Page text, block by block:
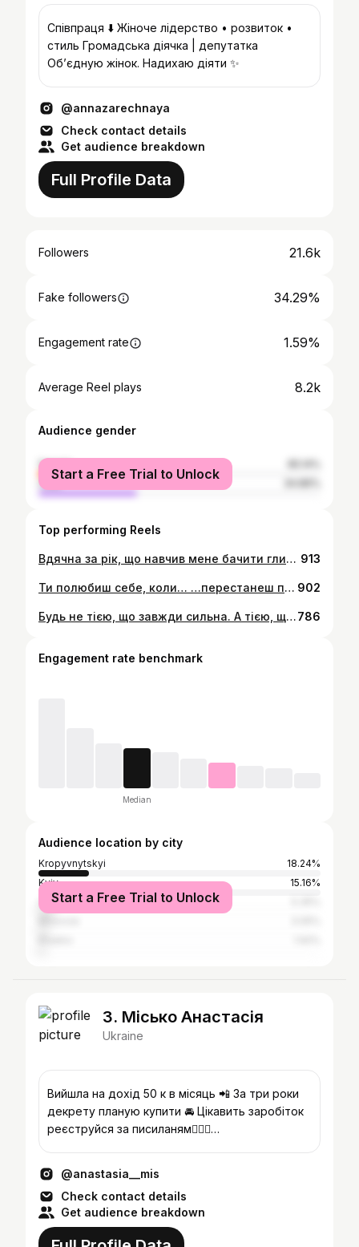
Співпраця ⬇️ Жіноче лідерство • розвиток •
стиль Громадська діячка | депутатка
Обʼєдную жінок. Надихаю діяти ✨
@annazarechnaya
Check contact details
Get audience breakdown
Full Profile Data
Followers 21.6k
Fake followers 34.29%
Engagement rate 1.59%
Average Reel plays 8.2k
Audience gender
female
male
Start a Free Trial to Unlock
Top performing Reels
Вдячна за рік, що навчив мене бачити глибше. Слухати себе. Цінувати просте. Любити по-справжньому. 10 інсайтів, які залишаю в серці: ✨1. Дружба - не про частоту зустрічей, а про глибоке відчуття дому в іншій людині, навіть у тиші. Про тих, хто залишає світло, просто будучи поруч. ✨2. Любов до себе - це не егоїзм, а тиха обіцянка бути собі вірною, не зраджувати себе навіть тоді, коли легше здатись. ✨ 3. Особисті кордони - це про гідність і турботу водночас. Про чесність із собою і сміливість берегти свою цілісність. ✨4. Не всі залишаються, але кожна зустріч була потрібною. Хтось навчив любити, хтось - відпускати. ✨5. Рухатись далі - це не завжди бігти. Це іноді про тишу, про паузу, про вибір жити по-новому. ✨6. Мрії не чекають ідеального моменту. Вони чекають твого вибору. ✨7. Швидкість не дорівнює щастю. Найцінніше народжується у спокої. ✨8. Справжнє кохання не тримає. Воно дає простір бути собою і відчувати свою важливість. ✨9. Відпускати - це не про втрати, а про довіру до життя. ✨10. Щастя - це момент, коли вдихаєш і відчуваєш вдячність за цей день. Я вдячна за шлях, за людей, за світло, яке зберегла в собі. Chapter 35 починається.💥❤️ 913
Ти полюбиш себе, коли… …перестанеш порівнювати. Коли зрозумієш: твій шлях — унікальний. І ти вже достатня. Просто така, яка є. Ти полюбиш себе, коли… …дозволиш собі бути неідеальною. Коли відчуєш: сила — не в масці, а в щирості. Ти полюбиш себе, коли… …перестанеш чекати чужого схвалення. Коли почнеш слухати не голоси ззовні, а тихий шепіт свого серця. Ти полюбиш себе, коли… …обіймеш свої слабкості, як частину краси. Коли нарешті скажеш собі: «Я не мушу бути іншою, щоб бути достойною любові.» Ти полюбиш себе, коли… …навчишся бути з собою в тиші. Коли зрозумієш: твій спокій — твоя суперсила. Ти полюбиш себе, коли… …зупинишся. І побачиш, що ти — не проблема, яку треба виправити, а історія, яку варто прожити з любов’ю. ❤️ 902
Будь не тією, що завжди сильна. А тією, що вміє жити — щиро, глибоко, з любов’ю❤️ Збережена поглядом @alinakometa Зачіска @strekoza_beauty_club Макіяж @g.bar.kropyvnytskyi Квіткова композиція @elflora.kr786
Engagement rate benchmark
Median
Audience location by city
Kropyvnytskyi
18.24%
Kyiv
15.16%
Odesa
Start a Free Trial to Unlock
3. Місько Анастасія
Ukraine
Вийшла на дохід 50 к в місяць 📲 За три роки
декрету планую купити 🚘 Цікавить заробіток
реєструйся за писиланям👇🏼💸
@anastasia__mis
Check contact details
Get audience breakdown